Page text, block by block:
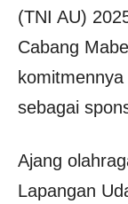
(TNI AU)
Cabang
sebagai
Ajang
Lapangan